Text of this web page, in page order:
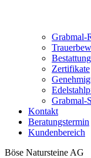
Grabmal-
Zertifikate
Grabmal-
Kontakt
Beratungstermin
Kundenbereich
Böse Natursteine AG